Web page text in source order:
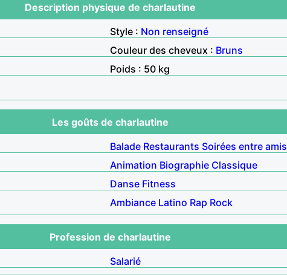
Description physique de charlautine
Style : Non renseigné
Couleur des cheveux : Bruns
Poids : 50 kg
Les goûts de charlautine
Balade Restaurants Soirées entre amis
Animation Biographie Classique
Danse Fitness
Ambiance Latino Rap Rock
Profession de charlautine
Salarié